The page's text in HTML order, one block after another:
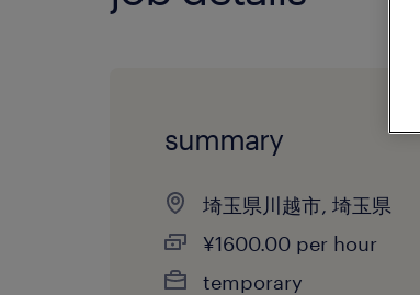
summary
埼玉県川越市, 埼玉県
¥1600.00 per hour
temporary